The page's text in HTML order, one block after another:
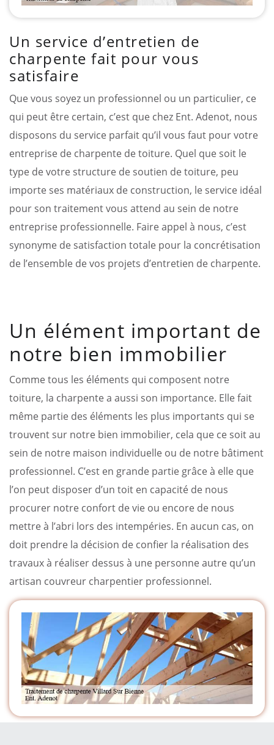
Un service d’entretien de
charpente fait pour vous
satisfaire
Que vous soyez un professionnel ou un particulier, ce
qui peut être certain, c’est que chez Ent. Adenot, nous
disposons du service parfait qu’il vous faut pour votre
entreprise de charpente de toiture. Quel que soit le
type de votre structure de soutien de toiture, peu
importe ses matériaux de construction, le service idéal
pour son traitement vous attend au sein de notre
entreprise professionnelle. Faire appel à nous, c’est
synonyme de satisfaction totale pour la concrétisation
de l’ensemble de vos projets d’entretien de charpente.
Un élément important de
notre bien immobilier
Comme tous les éléments qui composent notre
toiture, la charpente a aussi son importance. Elle fait
même partie des éléments les plus importants qui se
trouvent sur notre bien immobilier, cela que ce soit au
sein de notre maison individuelle ou de notre bâtiment
professionnel. C’est en grande partie grâce à elle que
l’on peut disposer d’un toit en capacité de nous
procurer notre confort de vie ou encore de nous
mettre à l’abri lors des intempéries. En aucun cas, on
doit prendre la décision de confier la réalisation des
travaux à réaliser dessus à une personne autre qu’un
artisan couvreur charpentier professionnel.